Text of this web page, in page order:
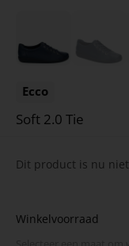
Ecco
Soft 2.0 Tie
Dit product is nu
Winkelvoorraad